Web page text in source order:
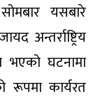
यसबारे
अन्तर्राष्ट्रिय
भएको घटनामा
रूपमा कार्यरत